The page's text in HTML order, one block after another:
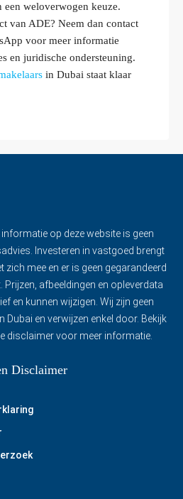
weloverwogen keuze.
van ADE? Neem dan contact
voor meer informatie
en juridische ondersteuning.
in Dubai staat klaar
informatie op deze website is geen
Investeren in vastgoed brengt
zich mee en er is geen gegarandeerd
Prijzen, afbeeldingen en opleverdata
en kunnen wijzigen. Wij zijn geen
Dubai en verwijzen enkel door. Bekijk
disclaimervoor meer informatie.
Disclaimer